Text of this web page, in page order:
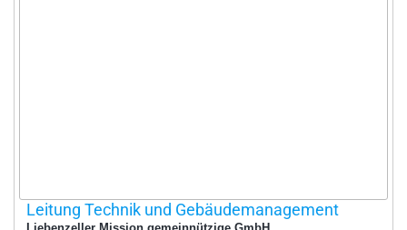
Leitung Technik und Gebäudemanagement